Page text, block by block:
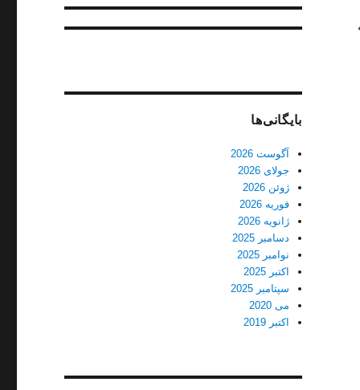
بایگانی‌ها
آگوست 2026
جولای 2026
ژوئن 2026
فوریه 2026
ژانویه 2026
دسامبر 2025
نوامبر 2025
اکتبر 2025
سپتامبر 2025
می 2020
اکتبر 2019